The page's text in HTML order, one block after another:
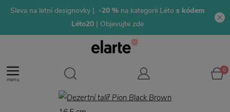
Sleva na letní designovky | -20 % na kategorii Léto s kódem
Léto20 | Objevujte zde
menu
0